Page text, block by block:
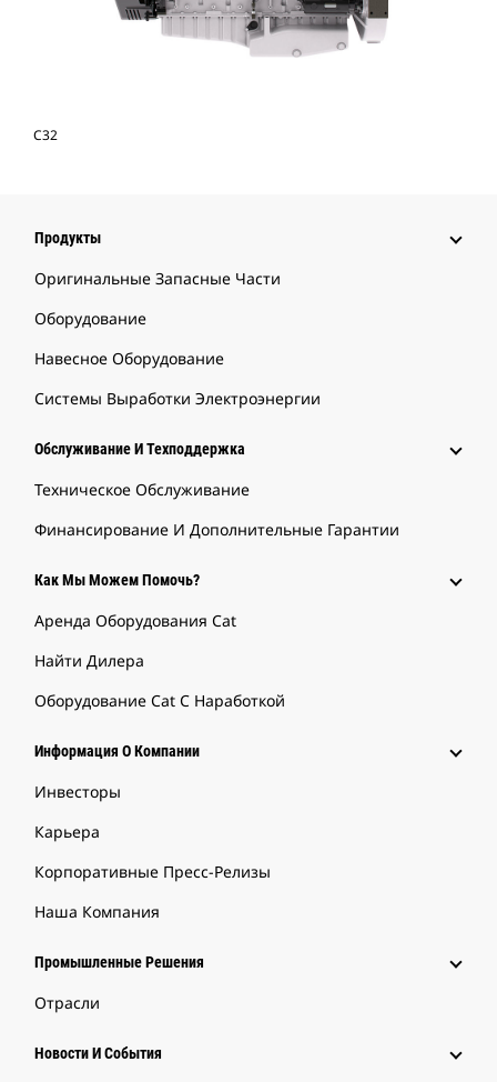
C32
Продукты
Оригинальные Запасные Части
Оборудование
Навесное Оборудование
Системы Выработки Электроэнергии
Обслуживание И Техподдержка
Техническое Обслуживание
Финансирование И Дополнительные Гарантии
Как Мы Можем Помочь?
Аренда Оборудования Cat
Найти Дилера
Оборудование Cat С Наработкой
Информация О Компании
Инвесторы
Карьера
Корпоративные Пресс-Релизы
Наша Компания
Промышленные Решения
Отрасли
Новости И События